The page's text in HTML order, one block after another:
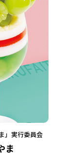
ま
」実行委員会